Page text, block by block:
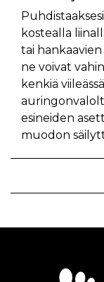
kostealla
tai
ne voivat
kenkiä
esineiden
muodon